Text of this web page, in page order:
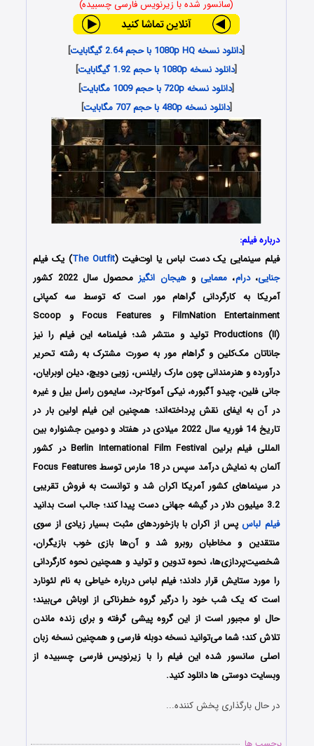
(سانسور شده با زیرنویس فارسی چسبیده)
[دانلود نسخه 1080p HQ با حجم 2.64 گیگابایت
]
[دانلود نسخه 1080p با حجم 1.92 گیگابایت
]
[دانلود نسخه 720p با حجم 1009 مگابایت
]
[دانلود نسخه 480p با حجم 707 مگابایت ]
درباره فیلم:
فیلم سینمایی یک دست لباس یا اوت‌فیت (The Outfit) یک فیلم
جنایی،درام، معماییوهیجان انگیز
محصول سال 2022 کشور
آمریکا به کارگردانی گراهام مور است که توسط سه کمپانی
FilmNation Entertainment و Focus Features و Scoop
Productions (II) تولید و منتشر شد؛ فیلمنامه این فیلم را نیز
جاناتان مک‌کلین و گراهام مور به صورت مشترک به رشته تحریر
درآورده و هنرمندانی چون مارک رایلنس، زویی دویچ، دیلن اوبرایان،
جانی فلین، چیدو آگبوره، نیکی آموکا-برد، سایمون راسل بیل و غیره
در آن به ایفای نقش پرداخته‌اند؛ همچنین این فیلم اولین بار در
تاریخ 14 فوریه سال 2022 میلادی در هفتاد و دومین جشنواره بین
المللی فیلم برلین Berlin International Film Festival در کشور
آلمان به نمایش درآمد سپس در 18 مارس توسط Focus Features
در سینماهای کشور آمریکا اکران شد و توانست به فروش تقریبی
3.2 میلیون دلار در گیشه جهانی دست پیدا کند؛ جالب است بدانید
فیلم لباسپس از اکران با بازخوردهای مثبت بسیار زیادی از سوی
منتقدین و مخاطبان روبرو شد و آن‌ها بازی خوب بازیگران،
شخصیت‌پردازی‌ها، نحوه تدوین و تولید و همچنین نحوه کارگردانی
را مورد ستایش قرار دادند؛ فیلم لباس درباره خیاطی به نام لئونارد
است که یک شب خود را درگیر گروه خطرناکی از اوباش می‌بیند؛
حال او مجبور است از این گروه پیشی گرفته و برای زنده ماندن
تلاش کند؛ شما می‌توانید نسخه دوبله فارسی و همچنین نسخه زبان
اصلی سانسور شده این فیلم را با زیرنویس فارسی چسبیده از
وبسایت دوستی ها دانلود کنید.
در حال بارگذاری پخش کننده...